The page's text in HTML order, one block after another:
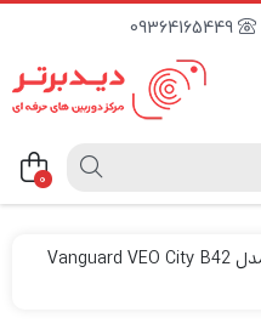
09364165449
0
کوله پشنی ونگارد مدل Vanguard VEO City B42